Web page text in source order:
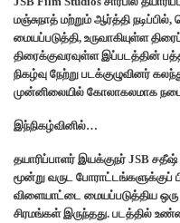
மஞ்சுநாத் மற்றும் ஆர்த்தி
மையப்படுத்தி, உருவாகியுள்ள
திரைக்குவரவுள்ள இப்படத்தின்
நிகழ்வு நேற்று படக்குழுவினர்
முன்னிலையில் கோலாகலமாக
இந்நிகழ்வினில்…
தயாரிப்பாளர் இயக்குநர் JSB சதீஷ்
மூன்று வருட
விளையாட்டை மையப்படுத்திய
சிரமங்கள் இருந்தது. படத்தில்